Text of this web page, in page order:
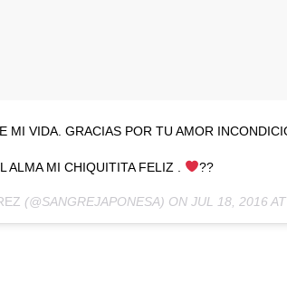
MI VIDA. GRACIAS POR TU AMOR
ALMA MI CHIQUITITA FELIZ . ??
(@SANGREJAPONESA) ONJUL 18, 2016